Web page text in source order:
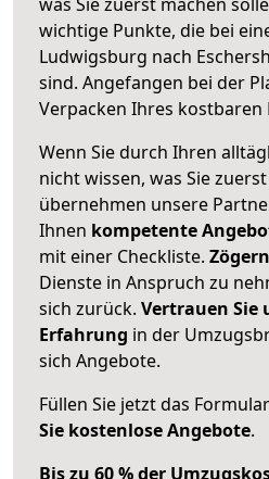
wichtige Punkte, die bei
Ludwigsburg nach
sind. Angefangen bei der
Verpacken Ihres kostbaren
Wenn Sie durch Ihren
nicht wissen, was Sie
übernehmen unsere
Ihnen kompetente
mit einer Checkliste.
Dienste in Anspruch zu
sich zurück. Vertrauen Sie
Erfahrung in der
sich Angebote.
Füllen Sie jetzt das
Sie kostenlose Angebote.
Bis zu 60 % der